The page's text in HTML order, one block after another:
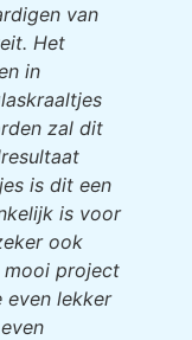
van
Het
in
zal dit
is dit een
is voor
ook
mooi project
even lekker